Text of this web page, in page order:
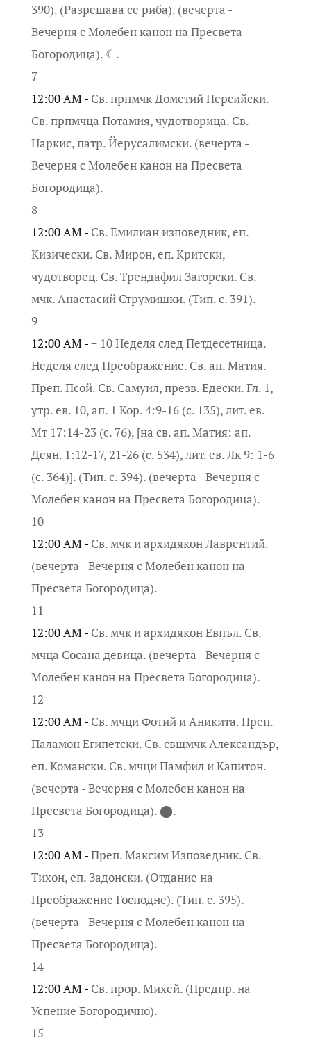
390). (Разрешава се риба). (вечерта -
Вечерня с Молебен канон на Пресвета
Богородица). ☾.
7
12:00 AM - Св. прпмчк Дометий Персийски.
Св. прпмчца Потамия, чудотворица. Св.
Наркис, патр. Йерусалимски. (вечерта -
Вечерня с Молебен канон на Пресвета
Богородица).
8
12:00 AM - Св. Емилиан изповедник, еп.
Кизически. Св. Мирон, еп. Критски,
чудотворец. Св. Трендафил Загорски. Св.
мчк. Анастасий Струмишки. (Тип. с. 391).
9
12:00 AM -+ 10 Неделя след Петдесетница.
Неделя след Преображение. Св. ап. Матия.
Преп. Псой. Св. Самуил, презв. Едески. Гл. 1,
утр. ев. 10, ап. 1 Кор. 4:9-16 (с. 135), лит. ев.
Мт 17:14-23 (с. 76), [на св. ап. Матия: ап.
Деян. 1:12-17, 21-26 (с. 534), лит. ев. Лк 9: 1-6
(с. 364)]. (Тип. с. 394). (вечерта - Вечерня с
Молебен канон на Пресвета Богородица).
10
12:00 AM - Св. мчк и архидякон Лаврентий.
(вечерта - Вечерня с Молебен канон на
Пресвета Богородица).
11
12:00 AM - Св. мчк и архидякон Евпъл. Св.
мчца Сосана девица. (вечерта - Вечерня с
Молебен канон на Пресвета Богородица).
12
12:00 AM - Св. мчци Фотий и Аникита. Преп.
Паламон Египетски. Св. свщмчк Александър,
еп. Комански. Св. мчци Памфил и Капитон.
(вечерта - Вечерня с Молебен канон на
Пресвета Богородица). ⬤.
13
12:00 AM -Преп. Максим Изповедник. Св.
Тихон, еп. Задонски. (Отдание на
Преображение Господне). (Тип. с. 395).
(вечерта - Вечерня с Молебен канон на
Пресвета Богородица).
14
12:00 AM - Св. прор. Михей. (Предпр. на
Успение Богородично).
15